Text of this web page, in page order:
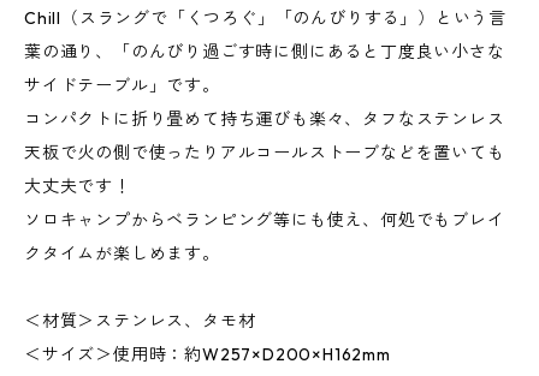
Chill（スラングで「くつろぐ」「のんびりする」）という言
葉の通り、「のんびり過ごす時に側にあると丁度良い小さな
サイドテーブル」です。
コンパクトに折り畳めて持ち運びも楽々、タフなステンレス
天板で火の側で使ったりアルコールストーブなどを置いても
大丈夫です！
ソロキャンプからベランピング等にも使え、何処でもブレイ
クタイムが楽しめます。
＜材質＞ステンレス、タモ材
＜サイズ＞使用時：約W257×D200×H162mm